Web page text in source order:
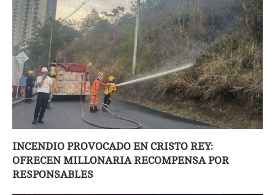
INCENDIO PROVOCADO EN CRISTO REY:
OFRECEN MILLONARIA RECOMPENSA POR
RESPONSABLES